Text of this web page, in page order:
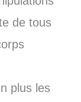
de tous
plus les